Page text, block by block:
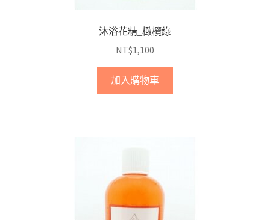
沐浴花精_橄欖綠
NT$1,100
加入購物車